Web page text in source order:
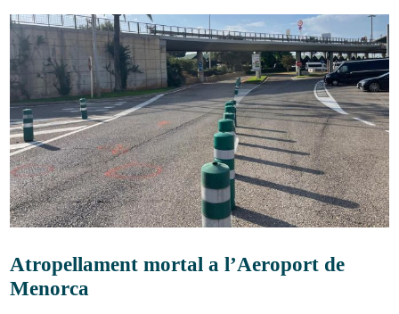
Atropellament mortal a l’Aeroport de
Menorca